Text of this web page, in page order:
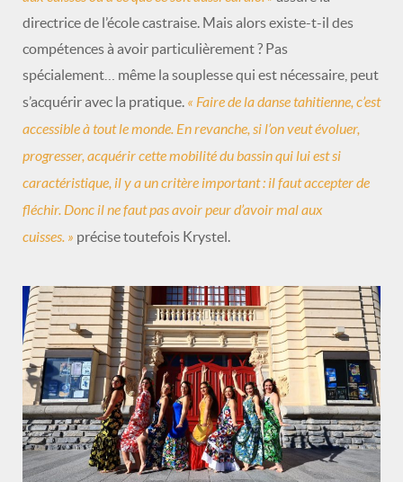
directrice de l’école castraise. Mais alors existe-t-il des
compétences à avoir particulièrement ? Pas
spécialement… même la souplesse qui est nécessaire, peut
s’acquérir avec la pratique. « Faire de la danse tahitienne, c’est
accessible à tout le monde. En revanche, si l’on veut évoluer,
progresser, acquérir cette mobilité du bassin qui lui est si
caractéristique, il y a un critère important : il faut accepter de
fléchir. Donc il ne faut pas avoir peur d’avoir mal aux
cuisses. » précise toutefois Krystel.